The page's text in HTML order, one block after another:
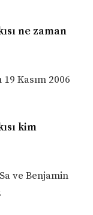
ne zaman
Kasım 2006
kim
ve Benjamin